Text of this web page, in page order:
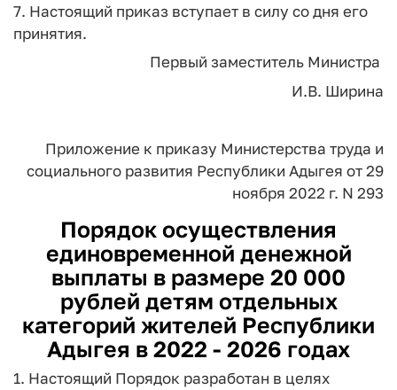
7. Настоящий приказ вступает в силу со дня его
принятия.
Первый заместитель Министра
И.В. Ширина
Приложение к приказу Министерства труда и
социального развития Республики Адыгея от 29
ноября 2022 г. N 293
Порядок осуществления
единовременной денежной
выплаты в размере 20 000
рублей детям отдельных
категорий жителей Республики
Адыгея в 2022 - 2026 годах
1. Настоящий Порядок разработан в целях